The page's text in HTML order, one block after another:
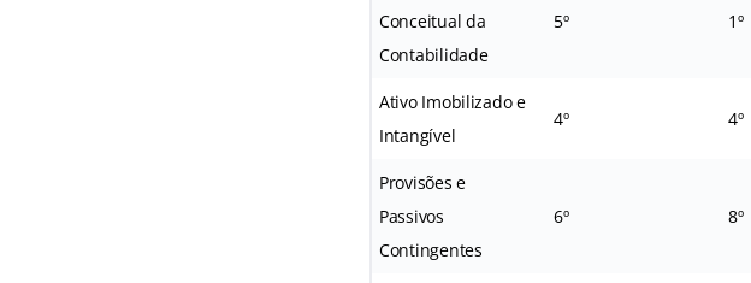
Conceitual da
Contabilidade
5º 1º
Ativo Imobilizado e
Intangível
4º 4º
Provisões e
Passivos
Contingentes
6º 8º